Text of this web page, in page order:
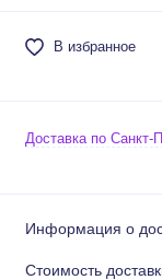
В избранное
Доставка по Санкт-
Информация о
Стоимость